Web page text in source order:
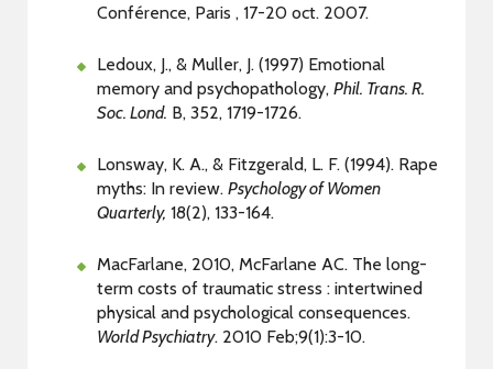
Conférence, Paris , 17-20 oct. 2007.
Ledoux, J., & Muller, J. (1997) Emotional
memory and psychopathology, Phil. Trans. R.
Soc. Lond. B, 352, 1719-1726.
Lonsway, K. A., & Fitzgerald, L. F. (1994). Rape
myths: In review. Psychology of Women
Quarterly, 18(2), 133-164.
MacFarlane, 2010, McFarlane AC. The long-
term costs of traumatic stress : intertwined
physical and psychological consequences.
World Psychiatry. 2010 Feb;9(1):3-10.